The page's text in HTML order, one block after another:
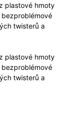
plastové hmoty
bezproblémové
twisterů a
plastové hmoty
bezproblémové
twisterů a